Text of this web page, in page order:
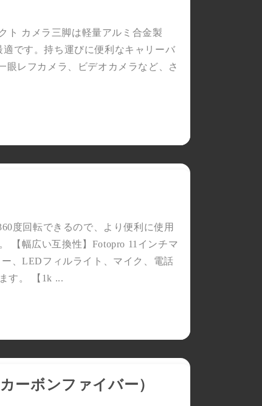
ト カメラ三脚は軽量アルミ合金製
です。持ち運びに便利なキャリーバ
眼レフカメラ、ビデオカメラなど、さ
度回転できるので、より便利に使用
【幅広い互換性】Fotopro 11インチマ
、LEDフィルライト、マイク、電話
す。 【1k ...
ーボンファイバー）